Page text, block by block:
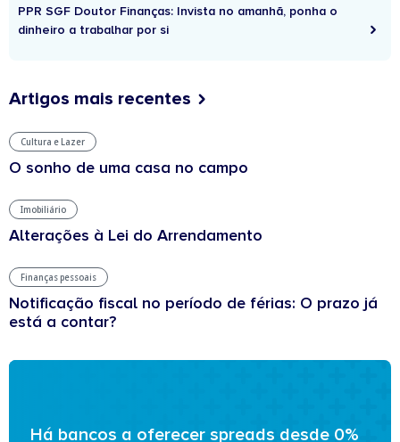
PPR SGF Doutor Finanças: Invista no amanhã, ponha o
dinheiro a trabalhar por si
Artigos mais recentes
Cultura e Lazer
O sonho de uma casa no campo
Imobiliário
Alterações à Lei do Arrendamento
Finanças pessoais
Notificação fiscal no período de férias: O prazo já
está a contar?
Há bancos a oferecer spreads desde 0%